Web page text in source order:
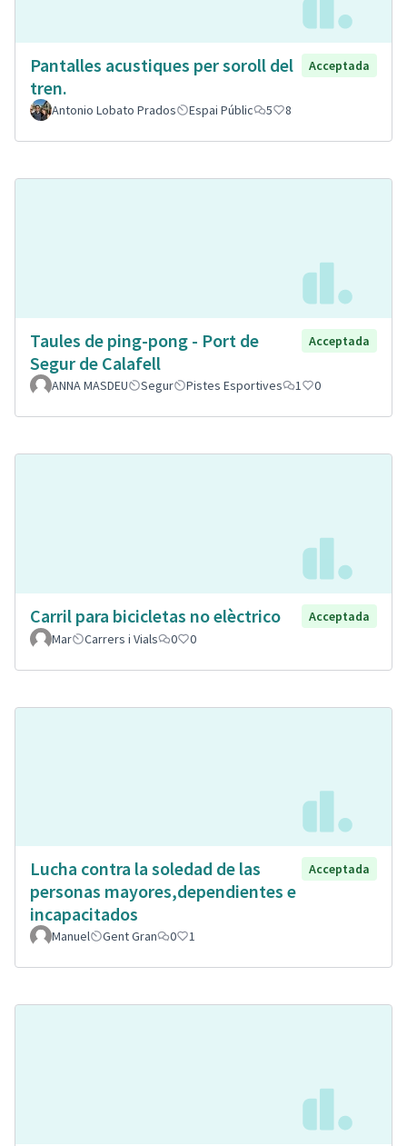
Pantalles acustiques per soroll del
tren.
Acceptada
Antonio Lobato Prados Espai Públic 5 8
Taules de ping-pong - Port de
Segur de Calafell
Acceptada
ANNA MASDEU Segur Pistes Esportives 1 0
Carril para bicicletas no elèctrico
Acceptada
Mar
Carrers i Vials 0 0
Lucha contra la soledad de las
personas mayores,dependientes e
incapacitados
Acceptada
Manuel Gent Gran 0 1